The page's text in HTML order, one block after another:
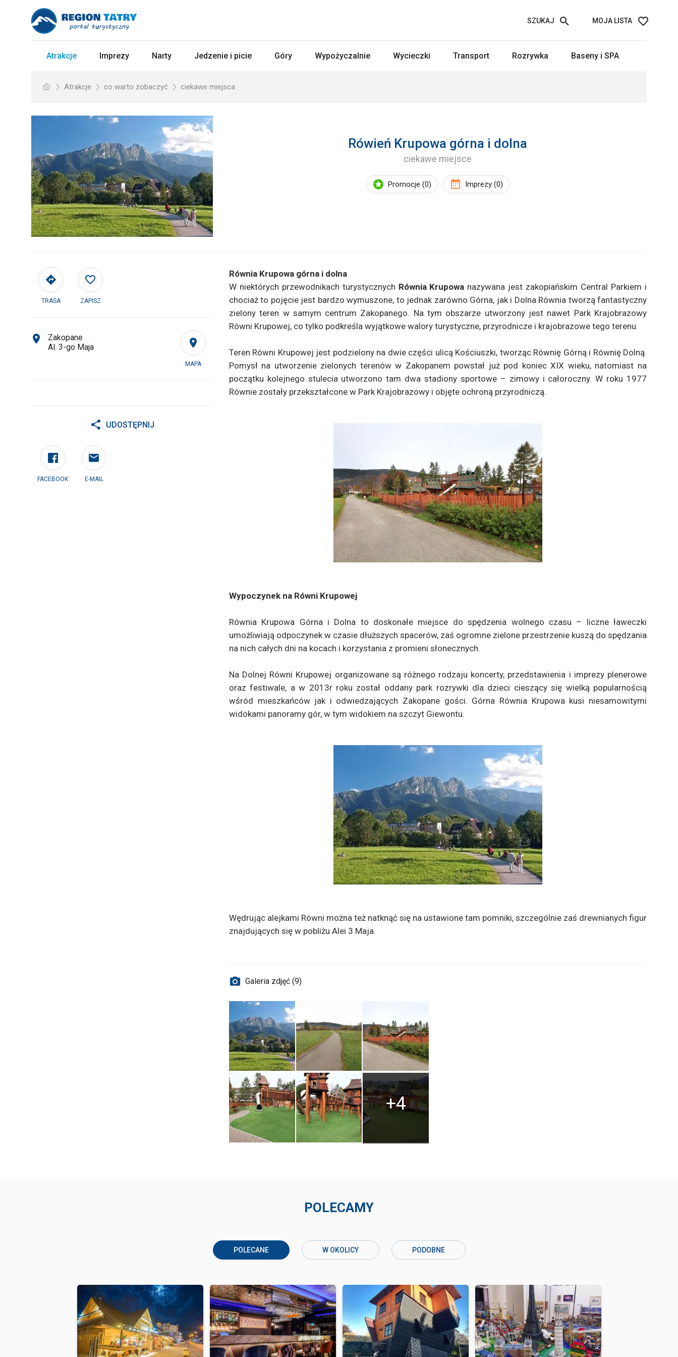
MOJA LISTA
SZUKAJ
Atrakcje Imprezy Narty Jedzenie i picie Góry Wypożyczalnie Wycieczki Transport Rozrywka Baseny i SPA
Atrakcje co warto zobaczyć ciekawe miejsca
Rówień Krupowa górna i dolna
ciekawe miejsce
Promocje (0) Imprezy (0)
TRASA ZAPISZ
MAPA
Zakopane
Al. 3-go Maja
UDOSTĘPNIJ
FACEBOOK E-MAIL
Równia Krupowa górna i dolna
W niektórych przewodnikach turystycznych Równia Krupowa nazywana jest zakopiańskim Central Parkiem i
chociaż to pojęcie jest bardzo wymuszone, to jednak zarówno Górna, jak i Dolna Równia tworzą fantastyczny
zielony teren w samym centrum Zakopanego. Na tym obszarze utworzony jest nawet Park Krajobrazowy
Równi Krupowej, co tylko podkreśla wyjątkowe walory turystyczne, przyrodnicze i krajobrazowe tego terenu.
Teren Równi Krupowej jest podzielony na dwie części ulicą Kościuszki, tworząc Równię Górną i Równię Dolną.
Pomysł na utworzenie zielonych terenów w Zakopanem powstał już pod koniec XIX wieku, natomiast na
początku kolejnego stulecia utworzono tam dwa stadiony sportowe – zimowy i całoroczny. W roku 1977
Równie zostały przekształcone w Park Krajobrazowy i objęte ochroną przyrodniczą.
Wypoczynek na Równi Krupowej
Równia Krupowa Górna i Dolna to doskonałe miejsce do spędzenia wolnego czasu – liczne ławeczki
umożliwiają odpoczynek w czasie dłuższych spacerów, zaś ogromne zielone przestrzenie kuszą do spędzania
na nich całych dni na kocach i korzystania z promieni słonecznych.
Na Dolnej Równi Krupowej organizowane są różnego rodzaju koncerty, przedstawienia i imprezy plenerowe
oraz festiwale, a w 2013r roku został oddany park rozrywki dla dzieci cieszący się wielką popularnością
wśród mieszkańców jak i odwiedzających Zakopane gości. Górna Równia Krupowa kusi niesamowitymi
widokami panoramy gór, w tym widokiem na szczyt Giewontu.
Wędrując alejkami Równi można też natknąć się na ustawione tam pomniki, szczególnie zaś drewnianych figur
znajdujących się w pobliżu Alei 3 Maja.
Galeria zdjęć (9)
+4
POLECAMY
POLECANE W OKOLICY PODOBNE